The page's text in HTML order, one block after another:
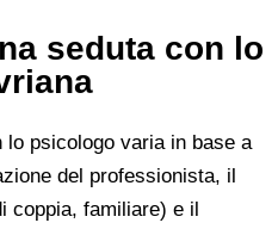
seduta con lo
psicologo varia in base a
del professionista, il
coppia, familiare) e il